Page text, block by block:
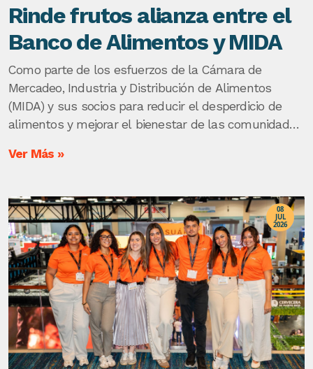
Rinde frutos alianza entre el
Banco de Alimentos y MIDA
Como parte de los esfuerzos de la Cámara de
Mercadeo, Industria y Distribución de Alimentos
(MIDA) y sus socios para reducir el desperdicio de
alimentos y mejorar el bienestar de las comunidades
aportación de 24,774 libras de productos para el
Ver Más »
08
JUL
2026